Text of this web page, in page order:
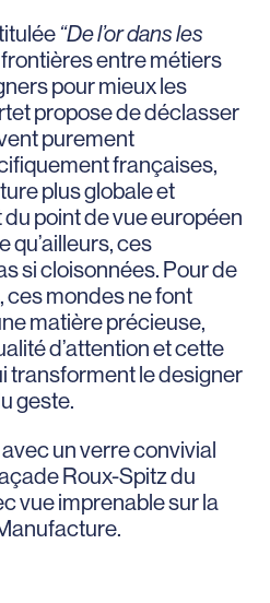
“De l’or dans les
frontières entre métiers
pour mieux les
propose de déclasser
purement
françaises,
plus globale et
du point de vue européen
qu’ailleurs, ces
si cloisonnées. Pour de
mondes ne font
matière précieuse,
d’attention et cette
transforment le designer
geste.
un verre convivial
Roux-Spitz du
vue imprenable sur la